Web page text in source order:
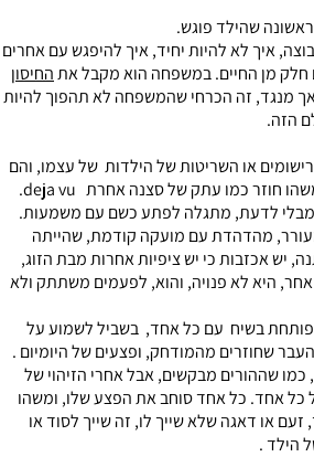
שהילד פוגש.
איך לא להיות יחיד, איך להיפגש עם אחרים
חלק מן החיים. במשפחה הוא מקבל אתהחיסון
מנגד, זה הכרחי שהמשפחה לא תהפוך להיות
הזה.
או השריטות של הילדות של עצמו, והם
מתגלים לו, עם בוא הילד. משהו חוזר כמו עתק של סצנה אחרת deja vu.
מבלי לדעת, מתגלה לפתע כשם עם משמעות.
מהדהדת עם מועקה קודמת, שהייתה
יש אכזבות כי יש ציפיות אחרות מבת הזוג,
היא לא פנויה, והוא, לפעמים משתתק ולא
פותחת בשיח עם כל אחד, בשביל לשמוע על
שחוזרים מהמודחק, ופצעים של היומיום .
שההורים מבקשים, אבל אחרי הזיהוי של
כל אחד. כל אחד סוחב את הפצע שלו, ומשהו
או דאגה שלא שייך לו, זה שייך לסוד או
הילד .